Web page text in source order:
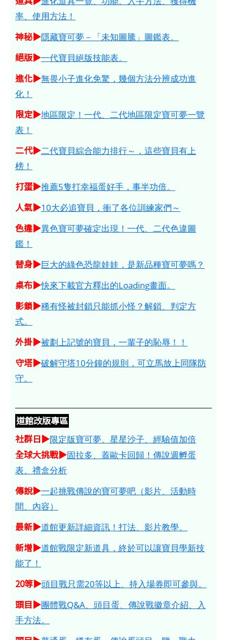
率、使用方法！
神秘▶隱藏寶可夢－「未知圖騰」圖鑑表。
絕版▶一代寶貝絕版技能表。
進化▶無畏小子進化免驚，幾個方法分辨成功進
化！
限定▶地區限定！一代、二代地區限定寶可夢一覽
表！
二代▶二代寶貝綜合能力排行～，這些寶貝有上
榜！
打蛋▶推薦5隻打幸福蛋好手，事半功倍。
人氣▶10大必追寶貝，衝了各位訓練家們～
色違▶異色寶可夢確定出現！一代、二代色違圖
鑑！
替身▶巨大的綠色恐龍娃娃，是新品種寶可夢嗎？
桌布▶快來下載官方釋出的Loading畫面。
影鎖▶稀有怪被封鎖只能抓小怪？解鎖、判定方
式。
外掛▶被劃上記號的寶貝，一輩子的恥辱！！
守塔▶破解守塔10分鐘的規則，可立馬放上同隊防
守。
道館改版專區
社群日▶限定版寶可夢、星星沙子、經驗值加倍
全球大挑戰▶固拉多、蓋歐卡回歸！傳說週孵蛋
表、禮盒分析
傳說▶一起挑戰傳說的寶可夢吧（影片、活動時
間、內容）
最新▶道館更新詳細資訊！打法、影片教學。
新增▶道館戰限定新道具，終於可以讓寶貝學新技
能了！
20等▶頭目戰只需20等以上、持入場券即可參與。
頭目▶團體戰Q&A、頭目蛋、傳說戰徽章介紹、入
手方法。